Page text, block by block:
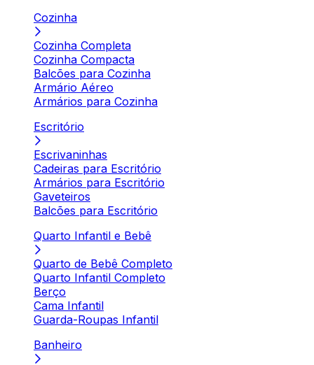
Cozinha
Cozinha Completa
Cozinha Compacta
Balcões para Cozinha
Armário Aéreo
Armários para Cozinha
Escritório
Escrivaninhas
Cadeiras para Escritório
Armários para Escritório
Gaveteiros
Balcões para Escritório
Quarto Infantil e Bebê
Quarto de Bebê Completo
Quarto Infantil Completo
Berço
Cama Infantil
Guarda-Roupas Infantil
Banheiro